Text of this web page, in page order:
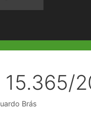
15.365/
Brás